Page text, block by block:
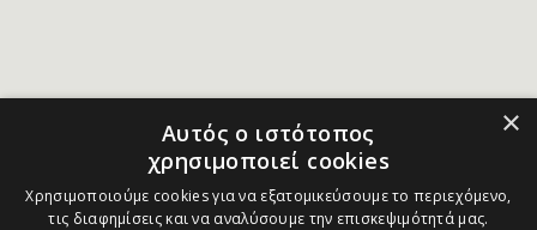
×
Αυτός ο ιστότοπος
χρησιμοποιεί cookies
Χρησιμοποιούμε cookies για να εξατομικεύσουμε το περιεχόμενο,
τις διαφημίσεις και να αναλύσουμε την επισκεψιμότητά μας.